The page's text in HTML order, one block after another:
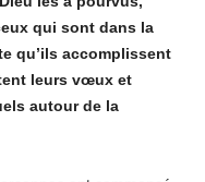
qui sont dans la
qu’ils accomplissent
leurs vœux et
autour de la